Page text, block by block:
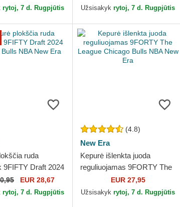
New Era
rytoj, 7 d. Rugpjūtis
Brooklyn Nets NBA New Era
Užsisakykrytoj, 7 d. Rugpjūtis
ruda
9FIFTY Draft 2024
NBA New Era
EUR 28,67
rytoj, 7 d. Rugpjūtis
(4.8)
New Era
Kepurė išlenkta juoda
reguliuojamas 9FORTY The
League Chicago Bulls NBA
New Era
EUR 27,95
Užsisakykrytoj, 7 d. Rugpjūtis